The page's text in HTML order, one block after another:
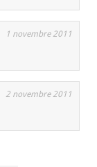
1 novembre 2011
2 novembre 2011